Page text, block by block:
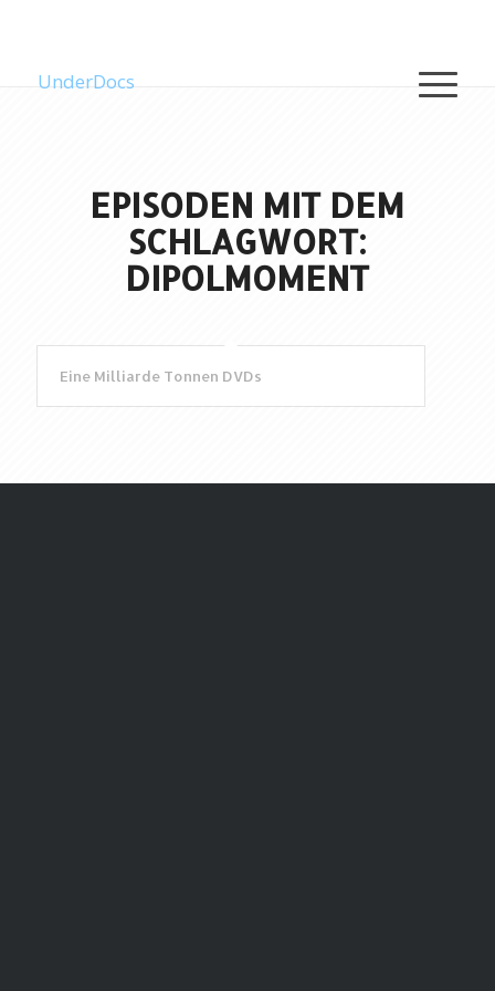
UnderDocs
EPISODEN MIT DEM
SCHLAGWORT:
DIPOLMOMENT
Eine Milliarde Tonnen DVDs